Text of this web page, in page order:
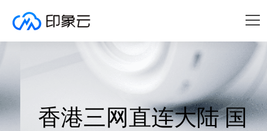
香港三网直连大陆 国